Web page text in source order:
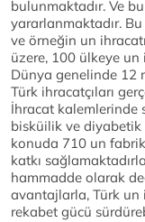
bulunmaktadır. Ve
yararlanmaktadır.
ve örneğin un
üzere, 100 ülkeye un
Dünya genelinde 12
Türk ihracatçıları
İhracat kalemlerinde
bisküilik ve diyabetik
konuda 710 un
katkı
hammadde olarak
avantajlarla, Türk un
rekabet gücü